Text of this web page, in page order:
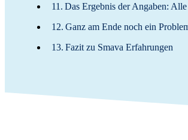
Das Ergebnis der Angaben:
Ganz am Ende noch ein
Fazit zu Smava Erfahrungen